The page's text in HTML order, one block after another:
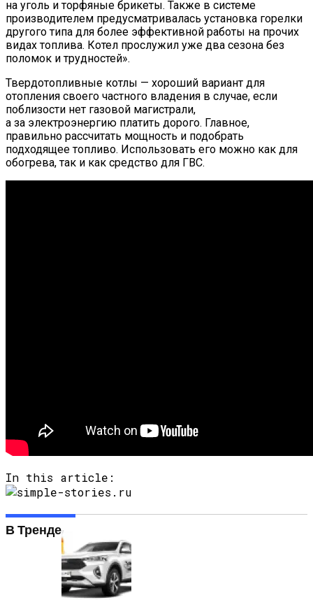
на уголь и торфяные брикеты. Также в системе
производителем предусматривалась установка горелки
другого типа для более эффективной работы на прочих
видах топлива. Котел прослужил уже два сезона без
поломок и трудностей».
Твердотопливные котлы — хороший вариант для
отопления своего частного владения в случае, если
поблизости нет газовой магистрали,
а за электроэнергию платить дорого. Главное,
правильно рассчитать мощность и подобрать
подходящее топливо. Использовать его можно как для
обогрева, так и как средство для ГВС.
In this article:
В Тренде